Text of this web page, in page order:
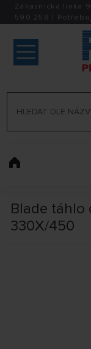
Zákaznická linka
590 258 |
Blade táhlo
330X/450